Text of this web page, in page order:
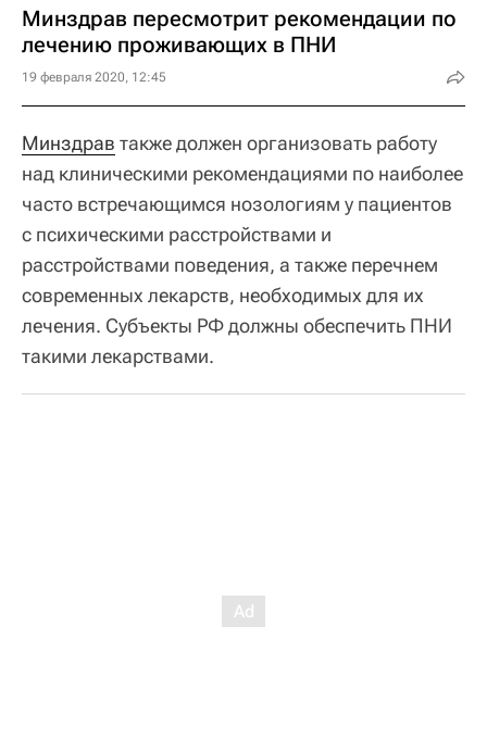
Минздрав пересмотрит рекомендации по
лечению проживающих в ПНИ
19 февраля 2020, 12:45
Минздрав также должен организовать работу
над клиническими рекомендациями по наиболее
часто встречающимся нозологиям у пациентов
с психическими расстройствами и
расстройствами поведения, а также перечнем
современных лекарств, необходимых для их
лечения. Субъекты РФ должны обеспечить ПНИ
такими лекарствами.